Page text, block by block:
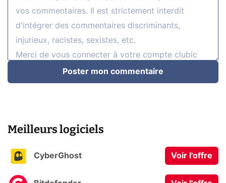
Poster mon commentaire
Meilleurs logiciels
CyberGhost Voir l'offre